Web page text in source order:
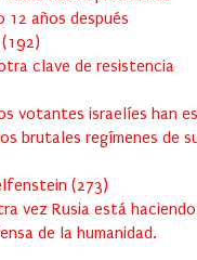
12 años después
(192)
clave de resistencia
votantes israelíes han
brutales regímenes de
(273)
vez Rusia está
de la humanidad.